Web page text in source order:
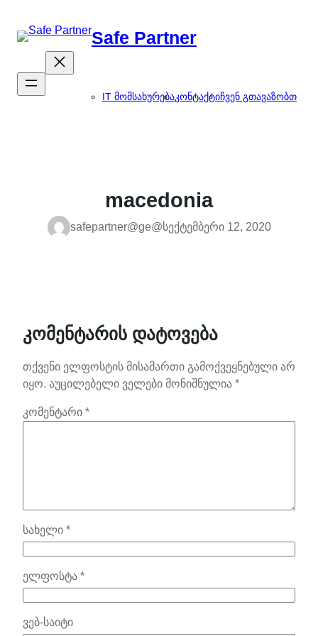
გადასვლა
Safe Partner
IT მომსახურებაკონტაქტიჩვენ გთავაზობთ
macedonia
safepartner@ge@სექტემბერი 12, 2020
კომენტარის დატოვება
თქვენი ელფოსტის მისამართი გამოქვეყნებული არ
იყო. აუცილებელი ველები მონიშნულია *
კომენტარი *
სახელი *
ელფოსტა *
ვებ-საიტი